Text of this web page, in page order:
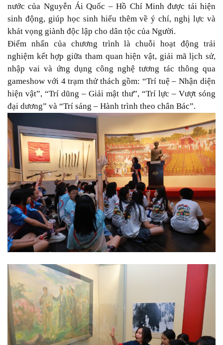
nước của Nguyễn Ái Quốc – Hồ Chí Minh được tái hiện
sinh động, giúp học sinh hiểu thêm về ý chí, nghị lực và
khát vọng giành độc lập cho dân tộc của Người.
Điểm nhấn của chương trình là chuỗi hoạt động trải
nghiệm kết hợp giữa tham quan hiện vật, giải mã lịch sử,
nhập vai và ứng dụng công nghệ tương tác thông qua
gameshow với 4 trạm thử thách gồm: “Trí tuệ – Nhận diện
hiện vật”, “Trí dũng – Giải mật thư”, “Trí lực – Vượt sóng
đại dương” và “Trí sáng – Hành trình theo chân Bác”.